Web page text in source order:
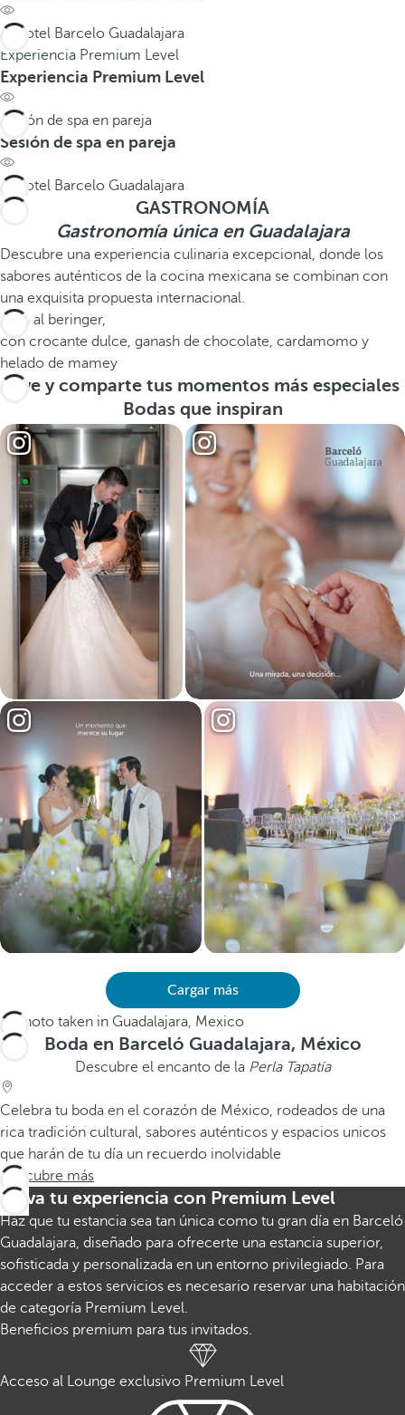
Experiencia Premium Level
Experiencia Premium Level
Sesión de spa en pareja
Sesión de spa en pareja
GASTRONOMÍA
Gastronomía única en Guadalajara
Descubre una experiencia culinaria excepcional, donde los
sabores auténticos de la cocina mexicana se combinan con
una exquisita propuesta internacional.
Pera al beringer,
con crocante dulce, ganash de chocolate, cardamomo y
helado de mamey
Vive y comparte tus momentos más especiales
Bodas que inspiran
Cargar más
Boda en Barceló Guadalajara, México
Descubre el encanto de la Perla Tapatía
Celebra tu boda en el corazón de México, rodeados de una
rica tradición cultural, sabores auténticos y espacios unicos
que harán de tu día un recuerdo inolvidable
Descubre más
Eleva tu experiencia con Premium Level
Haz que tu estancia sea tan única como tu gran día en Barceló
Guadalajara, diseñado para ofrecerte una estancia superior,
sofisticada y personalizada en un entorno privilegiado. Para
acceder a estos servicios es necesario reservar una habitación
de categoría Premium Level.
Beneficios premium para tus invitados.
Acceso al Lounge exclusivo Premium Level